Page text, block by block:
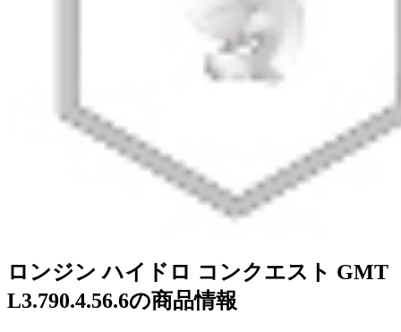
ロンジン ハイドロ コンクエスト GMT
L3.790.4.56.6の商品情報